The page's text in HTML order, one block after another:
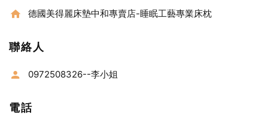
德國美得麗床墊中和專賣店-睡眠工藝專業床枕
聯絡人
0972508326--李小姐
電話